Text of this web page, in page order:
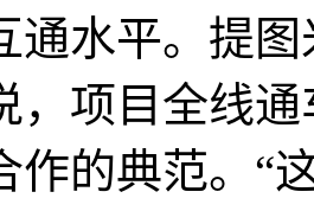
通水平。提
，项目全线
作的典范。“